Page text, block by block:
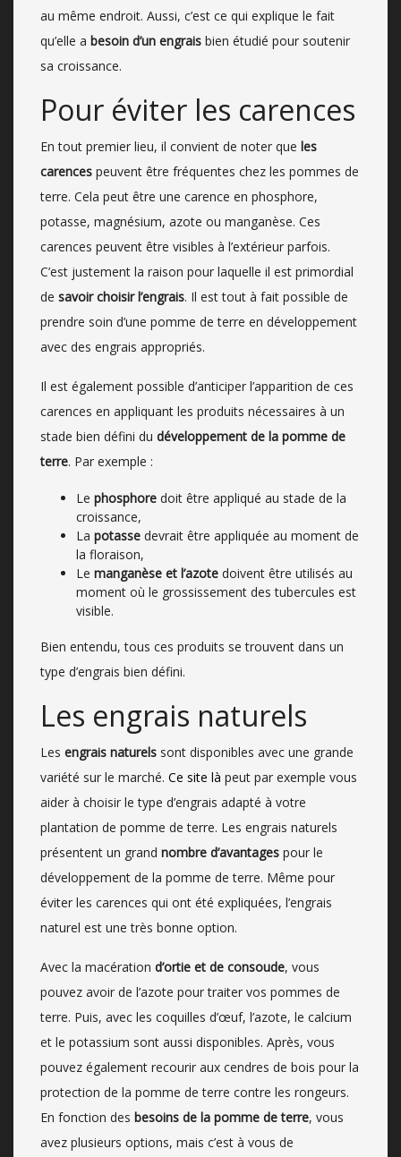
au même endroit. Aussi, c’est ce qui explique le fait
qu’elle a besoin d’un engrais bien étudié pour soutenir
sa croissance.
Pour éviter les carences
En tout premier lieu, il convient de noter que les
carences peuvent être fréquentes chez les pommes de
terre. Cela peut être une carence en phosphore,
potasse, magnésium, azote ou manganèse. Ces
carences peuvent être visibles à l’extérieur parfois.
C’est justement la raison pour laquelle il est primordial
de savoir choisir l’engrais. Il est tout à fait possible de
prendre soin d’une pomme de terre en développement
avec des engrais appropriés.
Il est également possible d’anticiper l’apparition de ces
carences en appliquant les produits nécessaires à un
stade bien défini du développement de la pomme de
terre. Par exemple :
Le phosphore doit être appliqué au stade de la
croissance,
La potasse devrait être appliquée au moment de
la floraison,
Le manganèse et l’azote doivent être utilisés au
moment où le grossissement des tubercules est
visible.
Bien entendu, tous ces produits se trouvent dans un
type d’engrais bien défini.
Les engrais naturels
Les engrais naturels sont disponibles avec une grande
variété sur le marché. Ce site là peut par exemple vous
aider à choisir le type d’engrais adapté à votre
plantation de pomme de terre. Les engrais naturels
présentent un grand nombre d’avantages pour le
développement de la pomme de terre. Même pour
éviter les carences qui ont été expliquées, l’engrais
naturel est une très bonne option.
Avec la macération d’ortie et de consoude, vous
pouvez avoir de l’azote pour traiter vos pommes de
terre. Puis, avec les coquilles d’œuf, l’azote, le calcium
et le potassium sont aussi disponibles. Après, vous
pouvez également recourir aux cendres de bois pour la
protection de la pomme de terre contre les rongeurs.
En fonction des besoins de la pomme de terre, vous
avez plusieurs options, mais c’est à vous de